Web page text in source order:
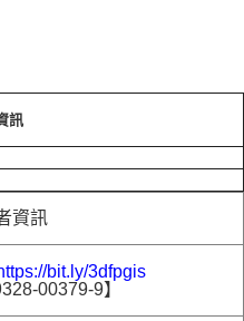
訊
資訊
bit.ly/3dfpgis
00379-9】